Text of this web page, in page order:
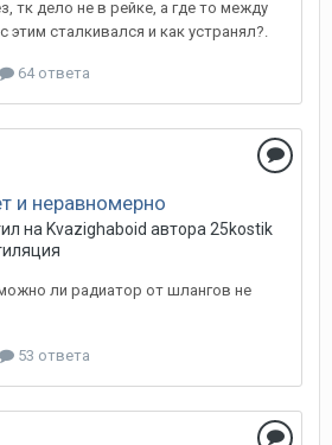
тк дело не в рейке, а где то между
этим сталкивался и как устранял?.
64 ответа
и неравномерно
на Kvazighaboid автора 25kostik
ли радиатор от шлангов не
53 ответа